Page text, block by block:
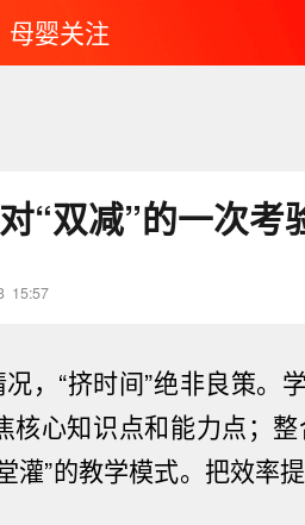
母婴关注
“双减”的一次考
15:57
，“挤时间”绝非良策。
核心知识点和能力点；
灌”的教学模式。把效率